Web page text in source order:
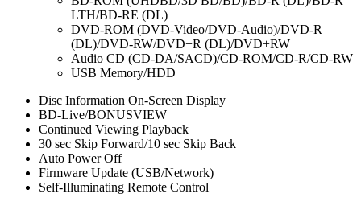
LTH/BD-RE (DL)
DVD-ROM (DVD-Video/DVD-Audio)/DVD-R
(DL)/DVD-RW/DVD+R (DL)/DVD+RW
Audio CD (CD-DA/SACD)/CD-ROM/CD-R/CD-RW
USB Memory/HDD
Disc Information On-Screen Display
BD-Live/BONUSVIEW
Continued Viewing Playback
30 sec Skip Forward/10 sec Skip Back
Auto Power Off
Firmware Update (USB/Network)
Self-Illuminating Remote Control